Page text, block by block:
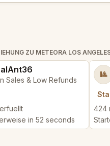
ZU METEORA LOS
Sales & Low Refunds
in 52 seconds
🎱
424